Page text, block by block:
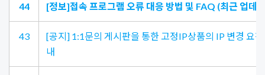
44 [정보]접속 프로그램 오류 대응 방법 및 FAQ (최근 업데
43
[공지] 1:1문의 게시판을 통한 고정IP상품의 IP 변경 요
내